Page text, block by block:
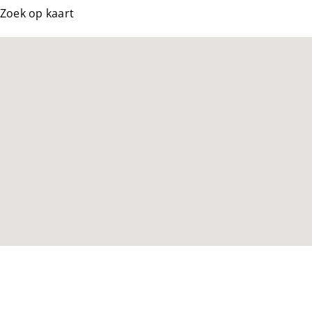
Zoek op kaart